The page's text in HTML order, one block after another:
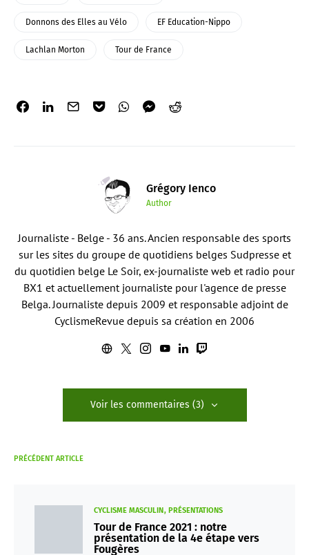
Donnons des Elles au Vélo EF Education-Nippo
Lachlan Morton Tour de France
Grégory Ienco
Author
Journaliste - Belge - 36 ans. Ancien responsable des sports
sur les sites du groupe de quotidiens belges Sudpresse et
du quotidien belge Le Soir, ex-journaliste web et radio pour
BX1 et actuellement journaliste pour l'agence de presse
Belga. Journaliste depuis 2009 et responsable adjoint de
CyclismeRevue depuis sa création en 2006
Voir les commentaires (3)
PRÉCÉDENT ARTICLE
CYCLISME MASCULIN PRÉSENTATIONS
Tour de France 2021 : notre
présentation de la 4e étape vers
Fougères